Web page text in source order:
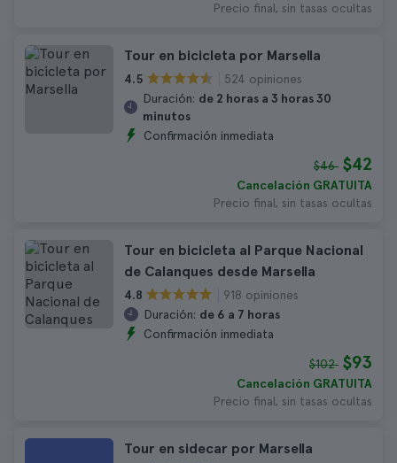
Precio final, sin tasas ocultas
Tour en bicicleta por Marsella
4.5
524 opiniones
Duración: de 2 horas a 3 horas 30
minutos
Confirmación inmediata
$46 $42
Cancelación GRATUITA
Precio final, sin tasas ocultas
Tour en bicicleta al Parque Nacional
de Calanques desde Marsella
4.8
918 opiniones
Duración: de 6 a 7 horas
Confirmación inmediata
$102 $93
Cancelación GRATUITA
Precio final, sin tasas ocultas
Tour en sidecar por Marsella